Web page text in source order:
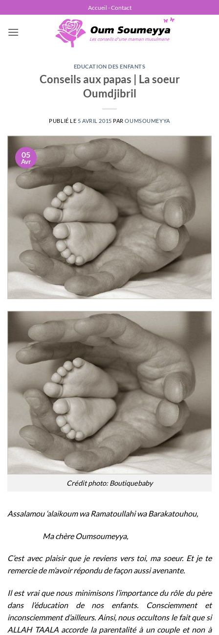
au
contenu
Accueil - Contact
EDUCATION DES ENFANTS
Conseils aux papas | La soeur
Oumdjibril
PUBLIÉ LE 5 AVRIL 2015 PAROUMSOUMEYYA
05
Avr
Crédit photo: Boutiquebaby
Assalamou ‘alaikoum wa Ramatoullahi wa Barakatouhou,
Ma chère Oumsoumeyya,
C’est avec plaisir que je reviens vers toi, ma soeur. Et je te
remercie de m’avoir répondu de façon aussi avenante.
Il est vrai que nous minimisons l’importance du rôle du père
dans l’éducation de nos enfants. Consciemment et
inconsciemment d’ailleurs. Ainsi, nous occultons le fait que si
ALLAH TAALA accorde la parentalité à un couple et non à